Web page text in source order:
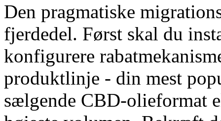
Den pragmatiske
fjerdedel. Først skal du
konfigurere
produktlinje - din mest
sælgende CBD-olieformat